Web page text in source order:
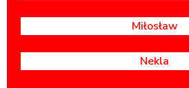
Miłosław
Nekla